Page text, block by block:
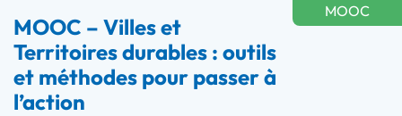
MOOC
MOOC – Villes et
Territoires durables : outils
et méthodes pour passer à
l’action